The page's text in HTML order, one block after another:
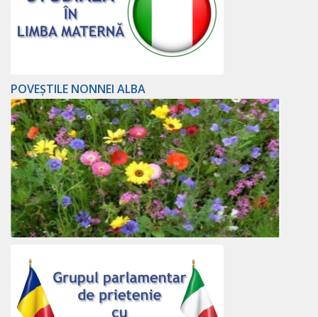
POVEȘTILE NONNEI ALBA